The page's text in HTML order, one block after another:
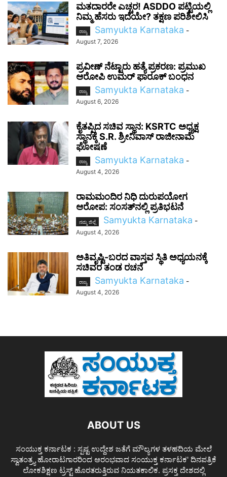
ಮತದಾರರೇ ಎಚ್ಚರ! ASDDO ಪಟ್ಟಿಯಲ್ಲಿ
ನಿಮ್ಮ ಹೆಸರು ಇದೆಯೇ? ತಕ್ಷಣ ಪರಿಶೀಲಿಸಿ
ರಾಜ್ಯ Samyukta Karnataka -
August 7, 2026
ಪ್ರವೀಣ್ ನೆಟ್ಟಾರು ಹತ್ಯೆ ಪ್ರಕರಣ: ಪ್ರಮುಖ
ಆರೋಪಿ ಉಮರ್ ಫಾರೂಕ್ ಬಂಧನ
ರಾಜ್ಯ Samyukta Karnataka -
August 6, 2026
ಕೈತಪ್ಪಿದ ಸಚಿವ ಸ್ಥಾನ: KSRTC ಅಧ್ಯಕ್ಷ
ಸ್ಥಾನಕ್ಕೆ S.R. ಶ್ರೀನಿವಾಸ್ ರಾಜೀನಾಮೆ
ಘೋಷಣೆ
ರಾಜ್ಯ Samyukta Karnataka -
August 4, 2026
ರಾಮಮಂದಿರ ನಿಧಿ ದುರುಪಯೋಗ
ಆರೋಪ: ಸಂಸತ್‌ನಲ್ಲಿ ಪ್ರತಿಭಟನೆ
ನಮ್ಮ ಜಿಲ್ಲೆ Samyukta Karnataka -
August 4, 2026
ಅತಿವೃಷ್ಟಿ-ಬರದ ವಾಸ್ತವ ಸ್ಥಿತಿ ಅಧ್ಯಯನಕ್ಕೆ
ಸಚಿವರ ತಂಡ ರಚನೆ
ರಾಜ್ಯ Samyukta Karnataka -
August 4, 2026
ABOUT US
ಸಂಯುಕ್ತ ಕರ್ನಾಟಕ : ಸ್ಪಷ್ಟ ಉದ್ದೇಶ ಜತೆಗೆ ಮೌಲ್ಯಗಳ ತಳಹದಿಯ ಮೇಲೆ
ಸ್ವಾತಂತ್ರ್ಯ ಹೋರಾಟಗಾರರಿಂದ ಆರಂಭವಾದ ಸಂಯುಕ್ತ ಕರ್ನಾಟಕ' ದಿನಪತ್ರಿಕೆ
ಲೋಕಶಿಕ್ಷಣ ಟ್ರಸ್ಟ್ ಹೊರತರುತ್ತಿರುವ ನಿಯತಕಾಲಿಕ. ಪ್ರಸಕ್ತ ದೇಶದಲ್ಲಿ